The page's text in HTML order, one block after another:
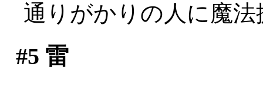
通りがかりの人に魔
#5 雷